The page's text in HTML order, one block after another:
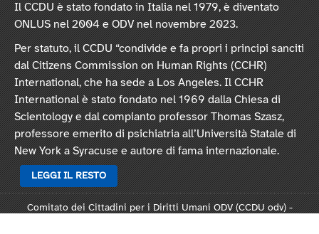
Il CCDU è stato fondato in Italia nel 1979, è diventato
ONLUS nel 2004 e ODV nel novembre 2023.
Per statuto, il CCDU “condivide e fa propri i principi sanciti
dal Citizens Commission on Human Rights (CCHR)
International, che ha sede a Los Angeles. Il CCHR
International è stato fondato nel 1969 dalla Chiesa di
Scientology e dal compianto professor Thomas Szasz,
professore emerito di psichiatria all’Università Statale di
New York a Syracuse e autore di fama internazionale.
LEGGI IL RESTO
Comitato dei Cittadini per i Diritti Umani ODV (CCDU odv) -